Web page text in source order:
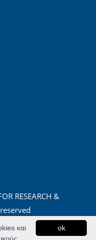
RESEARCH &
ok
και